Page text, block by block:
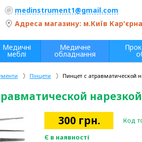
Пінцети Пинцет с атравматической
300 грн.
Код
Є в наявності
medinstrument1@gmail.com
Адреса магазину: м.Київ
Медичні
меблі
Медичне
обладнання